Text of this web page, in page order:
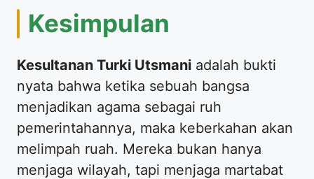
​Kesimpulan
Kesultanan Turki Utsmani adalah bukti
nyata bahwa ketika sebuah bangsa
menjadikan agama sebagai ruh
pemerintahannya, maka keberkahan akan
melimpah ruah. Mereka bukan hanya
menjaga wilayah, tapi menjaga martabat